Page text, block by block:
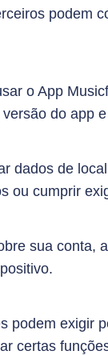
podem
o App
do app
dados de
ou cumprir
sua
podem
certas